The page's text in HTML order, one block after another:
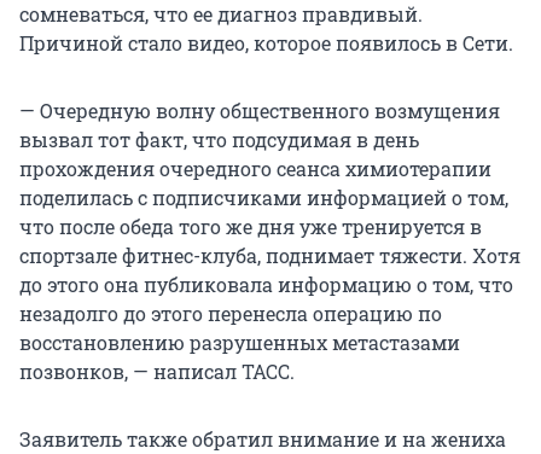
сомневаться, что ее диагноз правдивый.
Причиной стало видео, которое появилось в Сети.
— Очередную волну общественного возмущения
вызвал тот факт, что подсудимая в день
прохождения очередного сеанса химиотерапии
поделилась с подписчиками информацией о том,
что после обеда того же дня уже тренируется в
спортзале фитнес-клуба, поднимает тяжести. Хотя
до этого она публиковала информацию о том, что
незадолго до этого перенесла операцию по
восстановлению разрушенных метастазами
позвонков, — написал ТАСС.
Заявитель также обратил внимание и на жениха